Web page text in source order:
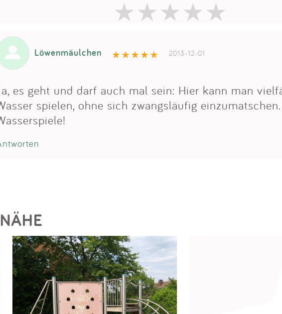
Löwenmäulchen 2013-12-01
es geht und darf auch mal sein: Hier kann man
spielen, ohne sich zwangsläufig